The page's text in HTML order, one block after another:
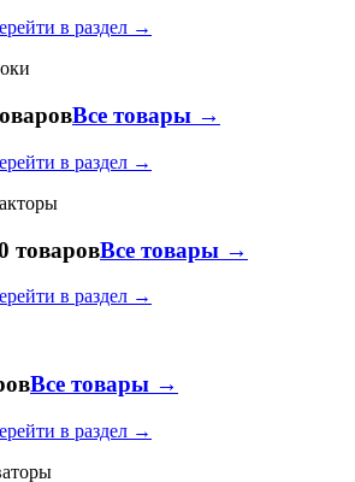
в раздел →
Все товары →
в раздел →
товаровВсе товары →
в раздел →
Все товары →
в раздел →